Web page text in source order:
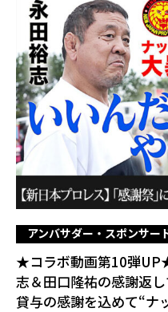
アンバサダー・スポンサー
★コラボ動画第10弾
志＆田口隆祐の感謝返
貸与の感謝を込めて“ナ